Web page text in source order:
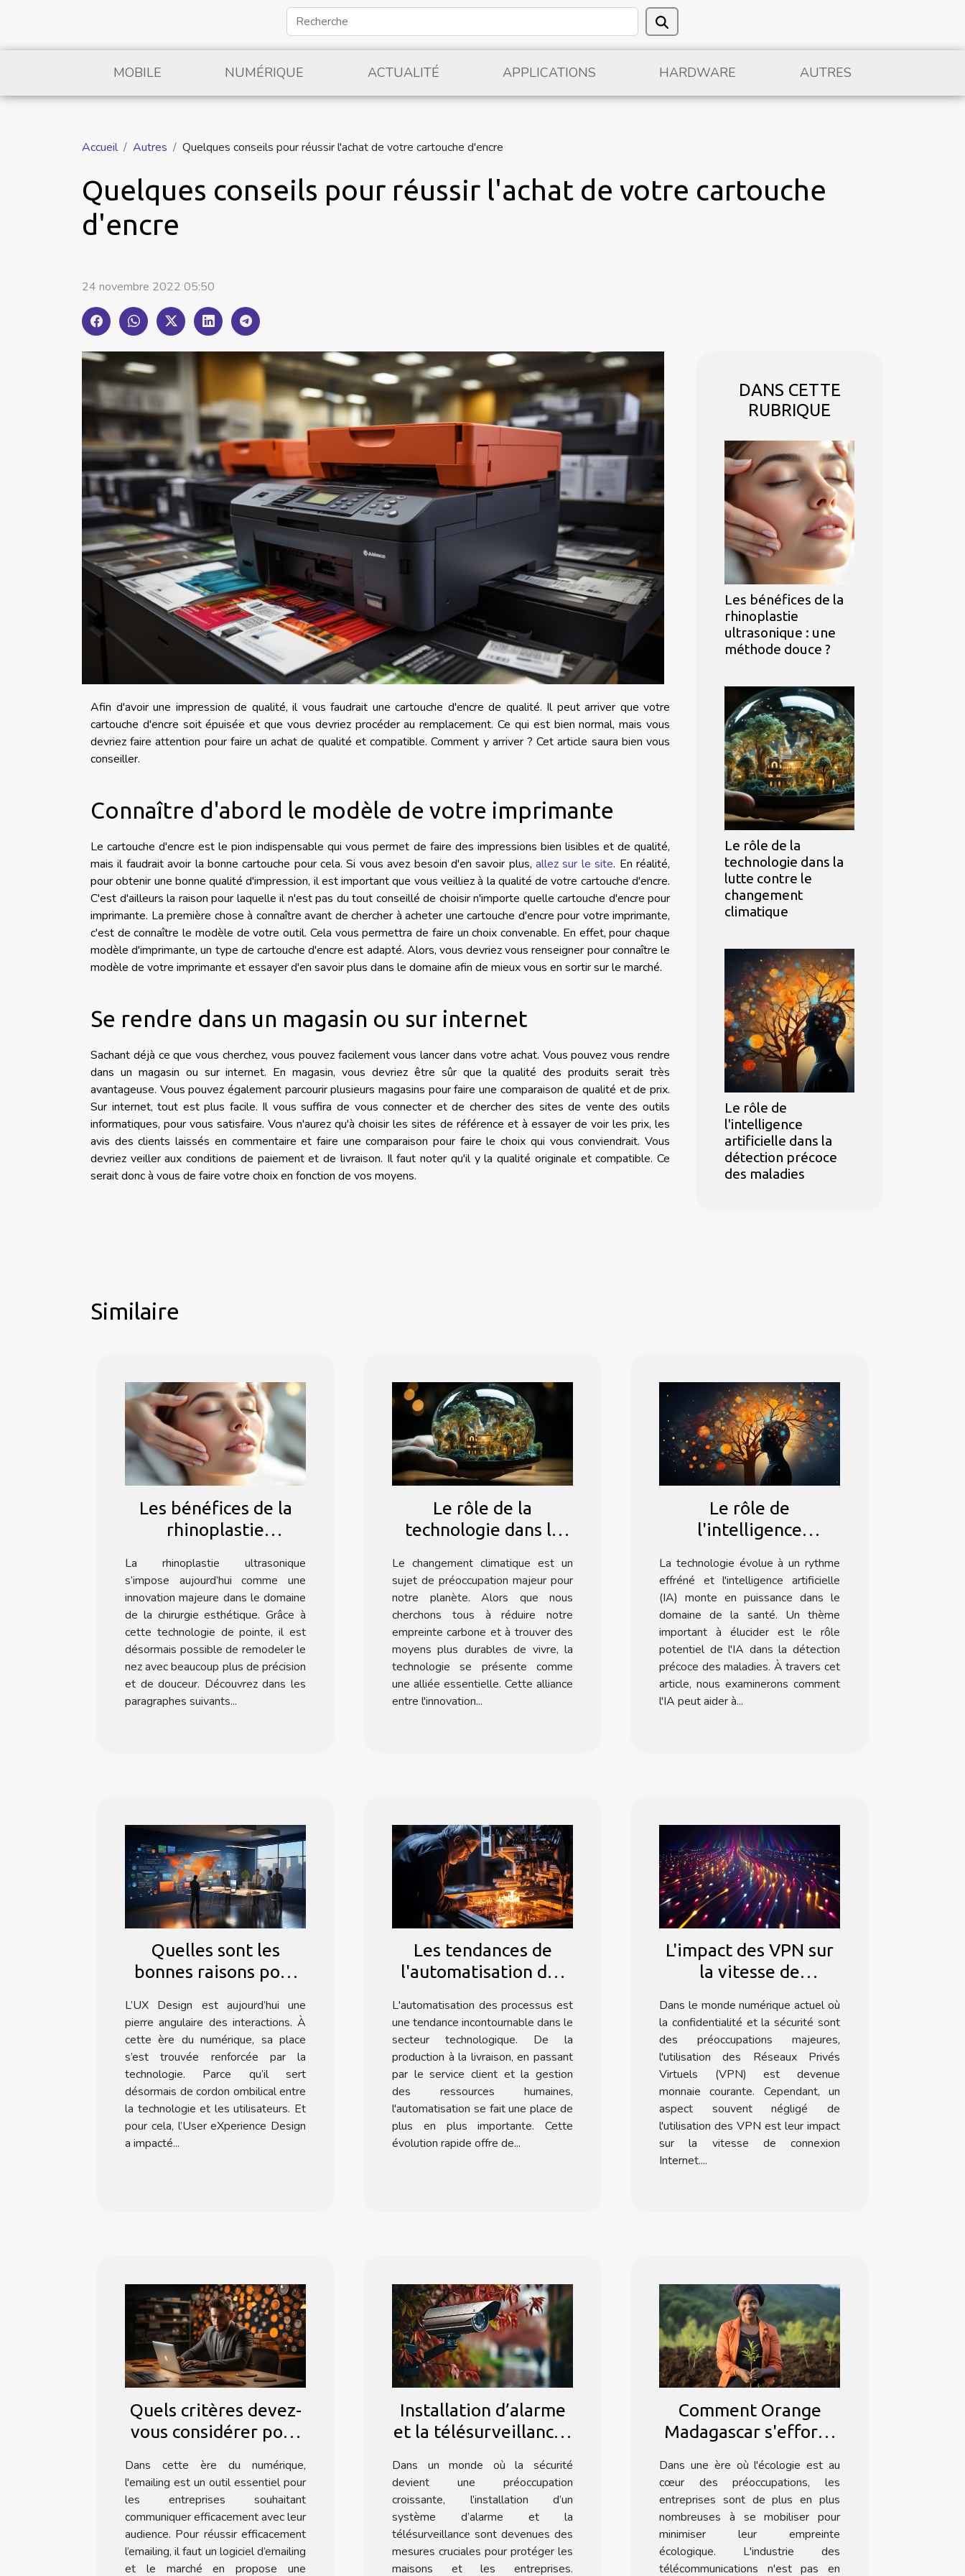
MOBILE NUMÉRIQUE ACTUALITÉ APPLICATIONS HARDWARE AUTRES
Accueil Autres Quelques conseils pour réussir l'achat de votre cartouche d'encre
Quelques conseils pour réussir l'achat de votre cartouche
d'encre
24 novembre 2022 05:50
Afin d'avoir une impression de qualité, il vous faudrait une cartouche d'encre de qualité. Il peut arriver que votre
cartouche d'encre soit épuisée et que vous devriez procéder au remplacement. Ce qui est bien normal, mais vous
devriez faire attention pour faire un achat de qualité et compatible. Comment y arriver ? Cet article saura bien vous
conseiller.
Connaître d'abord le modèle de votre imprimante
Le cartouche d'encre est le pion indispensable qui vous permet de faire des impressions bien lisibles et de qualité,
mais il faudrait avoir la bonne cartouche pour cela. Si vous avez besoin d'en savoir plus,allez sur le site. En réalité,
pour obtenir une bonne qualité d'impression, il est important que vous veilliez à la qualité de votre cartouche d'encre.
C'est d'ailleurs la raison pour laquelle il n'est pas du tout conseillé de choisir n'importe quelle cartouche d'encre pour
imprimante. La première chose à connaître avant de chercher à acheter une cartouche d'encre pour votre imprimante,
c'est de connaître le modèle de votre outil. Cela vous permettra de faire un choix convenable. En effet, pour chaque
modèle d'imprimante, un type de cartouche d'encre est adapté. Alors, vous devriez vous renseigner pour connaître le
modèle de votre imprimante et essayer d'en savoir plus dans le domaine afin de mieux vous en sortir sur le marché.
Se rendre dans un magasin ou sur internet
Sachant déjà ce que vous cherchez, vous pouvez facilement vous lancer dans votre achat. Vous pouvez vous rendre
dans un magasin ou sur internet. En magasin, vous devriez être sûr que la qualité des produits serait très
avantageuse. Vous pouvez également parcourir plusieurs magasins pour faire une comparaison de qualité et de prix.
Sur internet, tout est plus facile. Il vous suffira de vous connecter et de chercher des sites de vente des outils
informatiques, pour vous satisfaire. Vous n'aurez qu'à choisir les sites de référence et à essayer de voir les prix, les
avis des clients laissés en commentaire et faire une comparaison pour faire le choix qui vous conviendrait. Vous
devriez veiller aux conditions de paiement et de livraison. Il faut noter qu'il y la qualité originale et compatible. Ce
serait donc à vous de faire votre choix en fonction de vos moyens.
DANS CETTE
RUBRIQUE
Les bénéfices de la
rhinoplastie
ultrasonique : une
méthode douce ?
Le rôle de la
technologie dans la
lutte contre le
changement
climatique
Le rôle de
l'intelligence
artificielle dans la
détection précoce
des maladies
Similaire
Les bénéfices de la
rhinoplastie
méthode douce ?
La rhinoplastie ultrasonique
s’impose aujourd’hui comme une
innovation majeure dans le domaine
de la chirurgie esthétique. Grâce à
cette technologie de pointe, il est
désormais possible de remodeler le
nez avec beaucoup plus de précision
et de douceur. Découvrez dans les
paragraphes suivants...
Le rôle de la
technologie dans la
changement
climatique
Le changement climatique est un
sujet de préoccupation majeur pour
notre planète. Alors que nous
cherchons tous à réduire notre
empreinte carbone et à trouver des
moyens plus durables de vivre, la
technologie se présente comme
une alliée essentielle. Cette alliance
entre l'innovation...
Le rôle de
l'intelligence
détection précoce des
maladies
La technologie évolue à un rythme
effréné et l'intelligence artificielle
(IA) monte en puissance dans le
domaine de la santé. Un thème
important à élucider est le rôle
potentiel de l'IA dans la détection
précoce des maladies. À travers cet
article, nous examinerons comment
l'IA peut aider à...
Quelles sont les
bonnes raisons pour
Design ?
L’UX Design est aujourd’hui une
pierre angulaire des interactions. À
cette ère du numérique, sa place
s’est trouvée renforcée par la
technologie. Parce qu’il sert
désormais de cordon ombilical entre
la technologie et les utilisateurs. Et
pour cela, l’User eXperience Design
a impacté...
Les tendances de
l'automatisation des
secteur technologique
avec Formation Make
L'automatisation des processus est
une tendance incontournable dans le
secteur technologique. De la
production à la livraison, en passant
par le service client et la gestion
des ressources humaines,
l'automatisation se fait une place de
plus en plus importante. Cette
évolution rapide offre de...
L'impact des VPN sur
la vitesse de
Dans le monde numérique actuel où
la confidentialité et la sécurité sont
des préoccupations majeures,
l'utilisation des Réseaux Privés
Virtuels (VPN) est devenue
monnaie courante. Cependant, un
aspect souvent négligé de
l'utilisation des VPN est leur impact
sur la vitesse de connexion
Internet....
Quels critères devez-
vous considérer pour
d'emailing ?
Dans cette ère du numérique,
l'emailing est un outil essentiel pour
les entreprises souhaitant
communiquer efficacement avec leur
audience. Pour réussir efficacement
l’emailing, il faut un logiciel d’emailing
et le marché en propose une
Installation d’alarme
et la télésurveillance :
une agence
spécialisée ?
Dans un monde où la sécurité
devient une préoccupation
croissante, l’installation d’un
système d’alarme et la
télésurveillance sont devenues des
mesures cruciales pour protéger les
maisons et les entreprises.
Comment Orange
Madagascar s'efforce
empreinte écologique
Dans une ère où l'écologie est au
cœur des préoccupations, les
entreprises sont de plus en plus
nombreuses à se mobiliser pour
minimiser leur empreinte
écologique. L'industrie des
télécommunications n'est pas en